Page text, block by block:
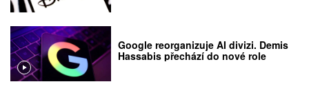
Google reorganizuje AI divizi. Demis
Hassabis přechází do nové role